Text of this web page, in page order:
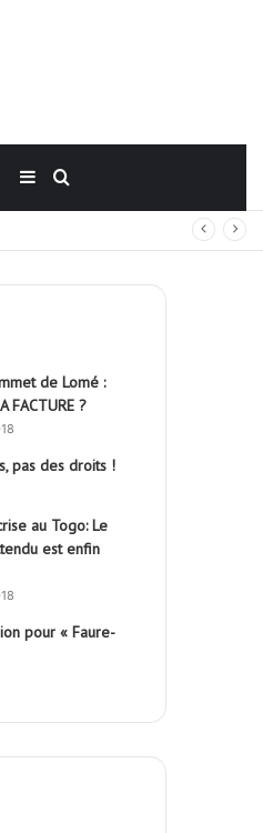
Rechercher
Sidebar
(barre
de Lomé :
FACTURE ?
pas des droits !
au Togo: Le
est enfin
pour « Faure-